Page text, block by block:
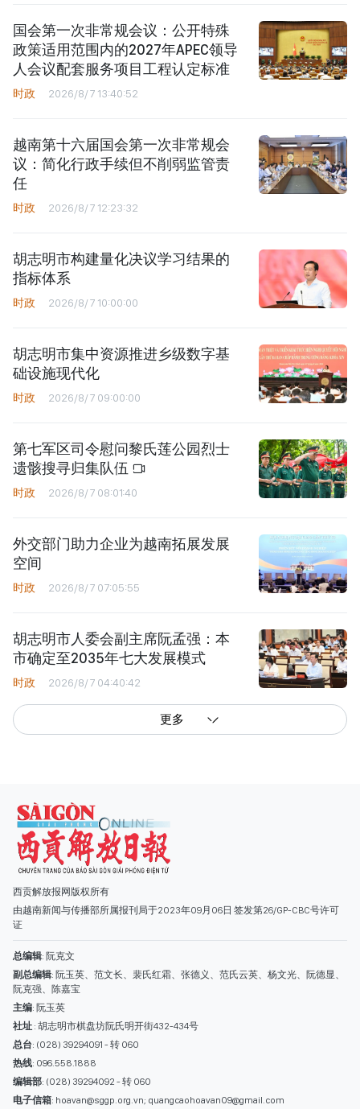
国会第一次非常规会议：公开特殊
政策适用范围内的2027年APEC领导
人会议配套服务项目工程认定标准
时政 2026/8/7 13:40:52
越南第十六届国会第一次非常规会
议：简化行政手续但不削弱监管责
任
时政 2026/8/7 12:23:32
胡志明市构建量化决议学习结果的
指标体系
时政 2026/8/7 10:00:00
胡志明市集中资源推进乡级数字基
础设施现代化
时政 2026/8/7 09:00:00
第七军区司令慰问黎氏莲公园烈士
遗骸搜寻归集队伍
时政 2026/8/7 08:01:40
外交部门助力企业为越南拓展发展
空间
时政 2026/8/7 07:05:55
胡志明市人委会副主席阮孟强：本
市确定至2035年七大发展模式
时政 2026/8/7 04:40:42
更多
西贡解放报网版权所有
由越南新闻与传播部所属报刊局于2023年09月06日 签发第26/GP-CBC号许可
证